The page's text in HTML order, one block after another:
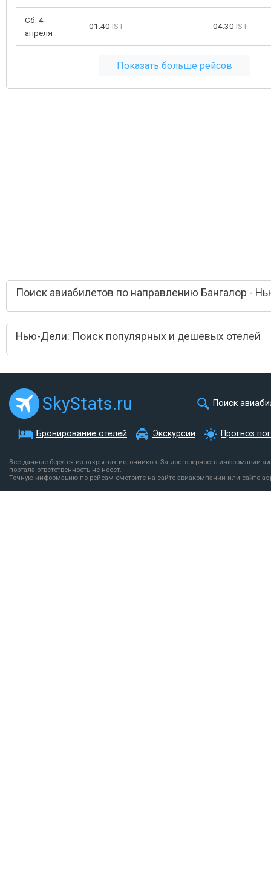
Сб. 4
апреля
01:40 IST 04:30 IST
Показать больше рейсов
Поиск авиабилетов по направлению Бангалор -
Нью-Дели: Поиск популярных и дешевых отелей
SkyStats.ru Поиск
Бронирование отелей Экскурсии Прогноз
Все данные берутся из открытых источников. За достоверность информации
портала ответственность не несет.
Точную информацию по рейсам смотрите на сайте авиакомпании или сайте